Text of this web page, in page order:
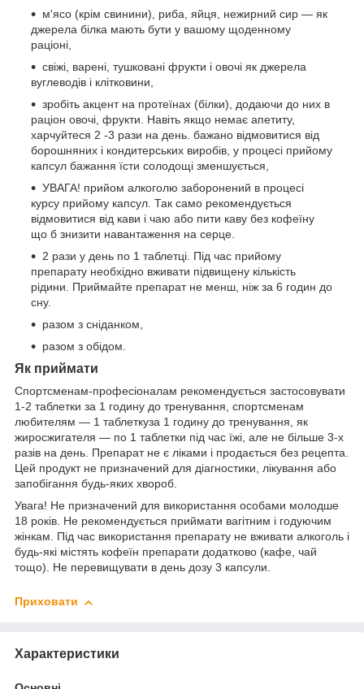
м'ясо (крім свинини), риба, яйця, нежирний сир — як
джерела білка мають бути у вашому щоденному
раціоні,
свіжі, варені, тушковані фрукти і овочі як джерела
вуглеводів і клітковини,
зробіть акцент на протеїнах (білки), додаючи до них в
раціон овочі, фрукти. Навіть якщо немає апетиту,
харчуйтеся 2 -3 рази на день. бажано відмовитися від
борошняних і кондитерських виробів, у процесі прийому
капсул бажання їсти солодощі зменшується,
УВАГА! прийом алкоголю заборонений в процесі
курсу прийому капсул. Так само рекомендується
відмовитися від кави і чаю або пити каву без кофеїну
що б знизити навантаження на серце.
2 рази у день по 1 таблетці. Під час прийому
препарату необхідно вживати підвищену кількість
рідини. Приймайте препарат не менш, ніж за 6 годин до
сну.
разом з сніданком,
разом з обідом.
Як приймати
Спортсменам-професіоналам рекомендується застосовувати
1-2 таблетки за 1 годину до тренування, спортсменам
любителям — 1 таблеткуза 1 годину до тренування, як
жиросжигателя — по 1 таблетки під час їжі, але не більше 3-х
разів на день. Препарат не є ліками і продається без рецепта.
Цей продукт не призначений для діагностики, лікування або
запобігання будь-яких хвороб.
Увага! Не призначений для використання особами молодше
18 років. Не рекомендується приймати вагітним і годуючим
жінкам. Під час використання препарату не вживати алкоголь і
будь-які містять кофеїн препарати додатково (кафе, чай
тощо). Не перевищувати в день дозу 3 капсули.
Приховати
Характеристики